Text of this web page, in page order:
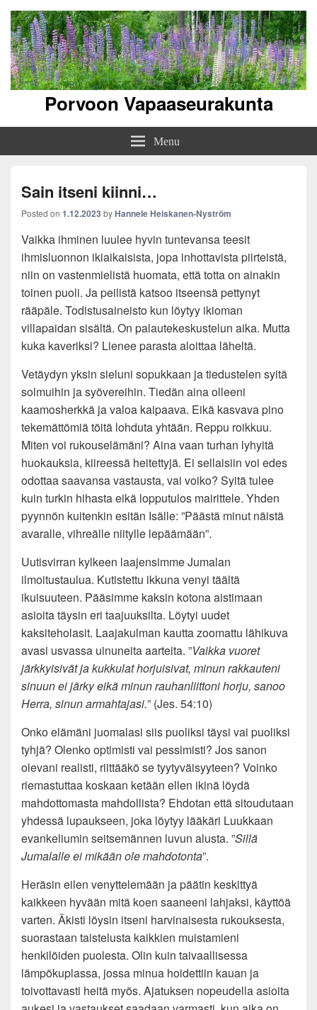
Porvoon Vapaaseurakunta
Menu
Sain itseni kiinni…
Posted on 1.12.2023 byHannele Heiskanen-Nyström
Vaikka ihminen luulee hyvin tuntevansa teesit
ihmisluonnon ikiaikaisista, jopa inhottavista piirteistä,
niin on vastenmielistä huomata, että totta on ainakin
toinen puoli. Ja peilistä katsoo itseensä pettynyt
rääpäle. Todistusaineisto kun löytyy ikioman
villapaidan sisältä. On palautekeskustelun aika. Mutta
kuka kaveriksi? Lienee parasta aloittaa läheltä.
Vetäydyn yksin sieluni sopukkaan ja tiedustelen syitä
solmuihin ja syövereihin. Tiedän aina olleeni
kaamosherkkä ja valoa kaipaava. Eikä kasvava pino
tekemättömiä töitä lohduta yhtään. Reppu roikkuu.
Miten voi rukouselämäni? Aina vaan turhan lyhyitä
huokauksia, kiireessä heitettyjä. Ei sellaisiin voi edes
odottaa saavansa vastausta, vai voiko? Syitä tulee
kuin turkin hihasta eikä lopputulos mairittele. Yhden
pyynnön kuitenkin esitän Isälle: ”Päästä minut näistä
avaralle, vihreälle niitylle lepäämään”.
Uutisvirran kylkeen laajensimme Jumalan
ilmoitustaulua. Kutistettu ikkuna venyi täältä
ikuisuuteen. Pääsimme kaksin kotona aistimaan
asioita täysin eri taajuuksilta. Löytyi uudet
kaksiteholasit. Laajakulman kautta zoomattu lähikuva
avasi usvassa uinuneita aarteita. ”Vaikka vuoret
järkkyisivät ja kukkulat horjuisivat, minun rakkauteni
sinuun ei järky eikä minun rauhanliittoni horju, sanoo
Herra, sinun armahtajasi.” (Jes. 54:10)
Onko elämäni juomalasi siis puoliksi täysi vai puoliksi
tyhjä? Olenko optimisti vai pessimisti? Jos sanon
olevani realisti, riittääkö se tyytyväisyyteen? Voinko
riemastuttaa koskaan ketään ellen ikinä löydä
mahdottomasta mahdollista? Ehdotan että sitoudutaan
yhdessä lupaukseen, joka löytyy lääkäri Luukkaan
evankeliumin seitsemännen luvun alusta. ”Sillä
Jumalalle ei mikään ole mahdotonta”.
Heräsin eilen venyttelemään ja päätin keskittyä
kaikkeen hyvään mitä koen saaneeni lahjaksi, käyttöä
varten. Äkisti löysin itseni harvinaisesta rukouksesta,
suorastaan taistelusta kaikkien muistamieni
henkilöiden puolesta. Olin kuin taivaallisessa
lämpökuplassa, jossa minua hoidettiin kauan ja
toivottavasti heitä myös. Ajatuksen nopeudella asioita